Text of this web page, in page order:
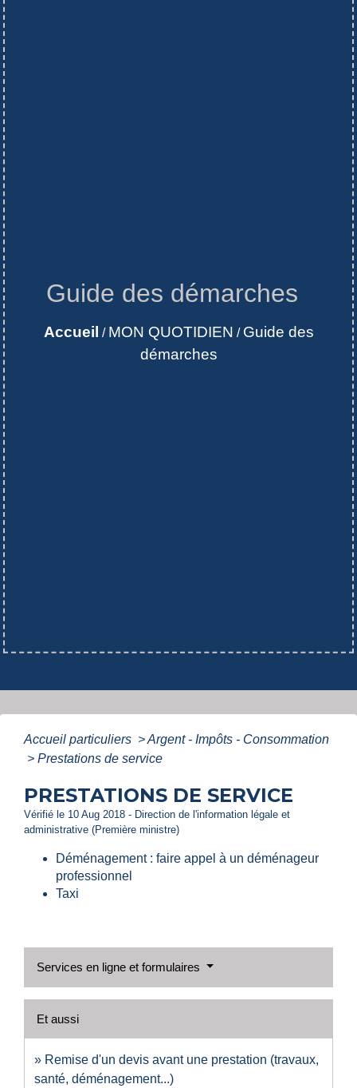
Guide des démarches
Accueil / MON QUOTIDIEN / Guide des
démarches
Accueil particuliers >Argent - Impôts - Consommation
> Prestations de service
PRESTATIONS DE SERVICE
Vérifié le 10 Aug 2018 - Direction de l'information légale et
administrative (Première ministre)
Déménagement : faire appel à un déménageur
professionnel
Taxi
Services en ligne et formulaires
Et aussi
Remise d'un devis avant une prestation (travaux,
santé, déménagement...)